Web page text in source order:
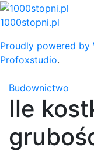
Skip
to
1000stopni.pl
Proudly powered by
Profoxstudio.
Budownictwo
Ile